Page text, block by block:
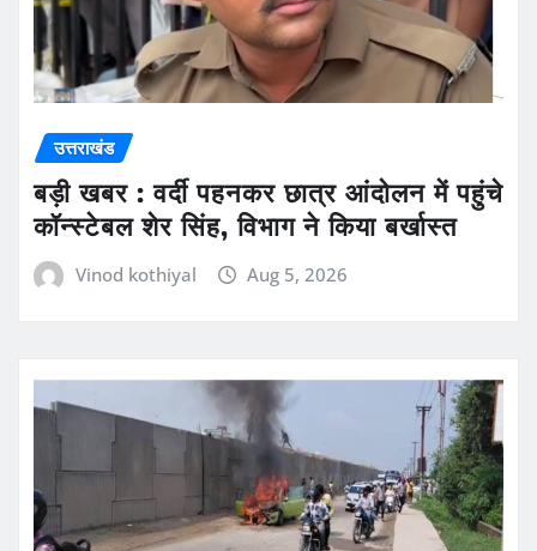
उत्तराखंड
बड़ी खबर : वर्दी पहनकर छात्र आंदोलन में पहुंचे
कॉन्स्टेबल शेर सिंह, विभाग ने किया बर्खास्त
Vinod kothiyal Aug 5, 2026